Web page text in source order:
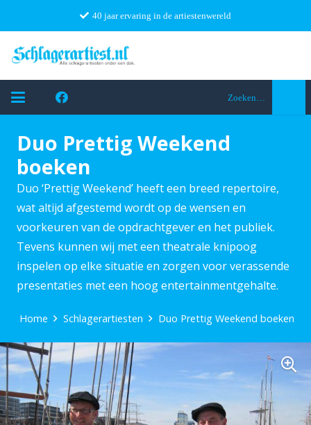
40 jaar ervaring in de artiestenwereld
Zoeken…
Duo Prettig Weekend
boeken
Duo ‘Prettig Weekend’ heeft een breed repertoire,
wat altijd afgestemd wordt op de wensen en
voorkeuren van de opdrachtgever en het publiek.
Tevens kunnen wij met een theatrale knipoog
inspelen op elke situatie en zorgen voor verassende
presentaties met een hoog entertainmentgehalte.
Home Schlagerartiesten Duo Prettig Weekend boeken